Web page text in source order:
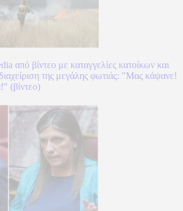
από βίντεο με καταγγελίες κατοίκων και
της μεγάλης φωτιάς: "Μας κάψανε!
(βίντεο)